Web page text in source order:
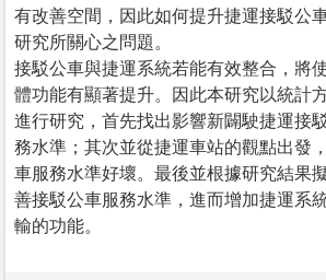
有改善空間，因此如何提升捷運接駁公
研究所關心之問題。
接駁公車與捷運系統若能有效整合，將
體功能有顯著提升。因此本研究以統計
進行研究，首先找出影響新闢駛捷運接
務水準；其次並從捷運車站的觀點出發
車服務水準好壞。最後並根據研究結果
善接駁公車服務水準，進而增加捷運系
輸的功能。